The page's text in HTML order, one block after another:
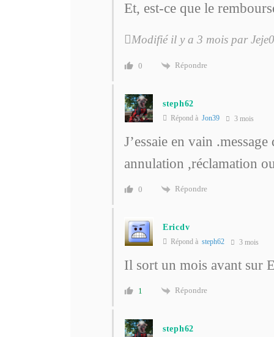
Et, est-ce que le
Modifié il y a 3 mois par
0 Répondre
steph62
Répond à Jon39 3 mois
J’essaie en vain
annulation ,réclamation
0 Répondre
Ericdv
Répond à steph62 3 mois
Il sort un mois avant sur
1 Répondre
steph62